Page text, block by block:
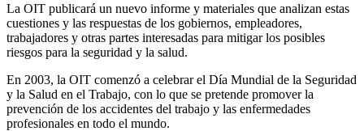
La OIT publicará un nuevo informe y materiales que analizan estas
cuestiones y las respuestas de los gobiernos, empleadores,
trabajadores y otras partes interesadas para mitigar los posibles
riesgos para la seguridad y la salud.
En 2003, la OIT comenzó a celebrar el Día Mundial de la Seguridad
y la Salud en el Trabajo, con lo que se pretende promover la
prevención de los accidentes del trabajo y las enfermedades
profesionales en todo el mundo.